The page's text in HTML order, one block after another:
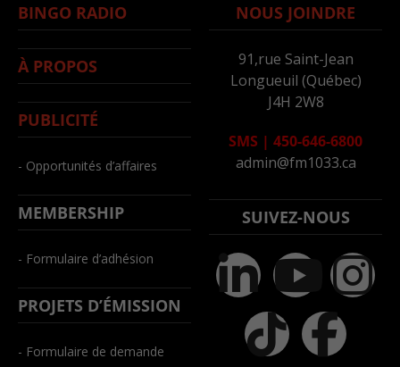
BINGO RADIO
À PROPOS
PUBLICITÉ
- Opportunités d’affaires
MEMBERSHIP
- Formulaire d’adhésion
PROJETS D’ÉMISSION
- Formulaire de demande
NOUS JOINDRE
91,rue Saint-Jean
Longueuil (Québec)
J4H 2W8
SMS | 450-646-6800
admin@fm1033.ca
SUIVEZ-NOUS